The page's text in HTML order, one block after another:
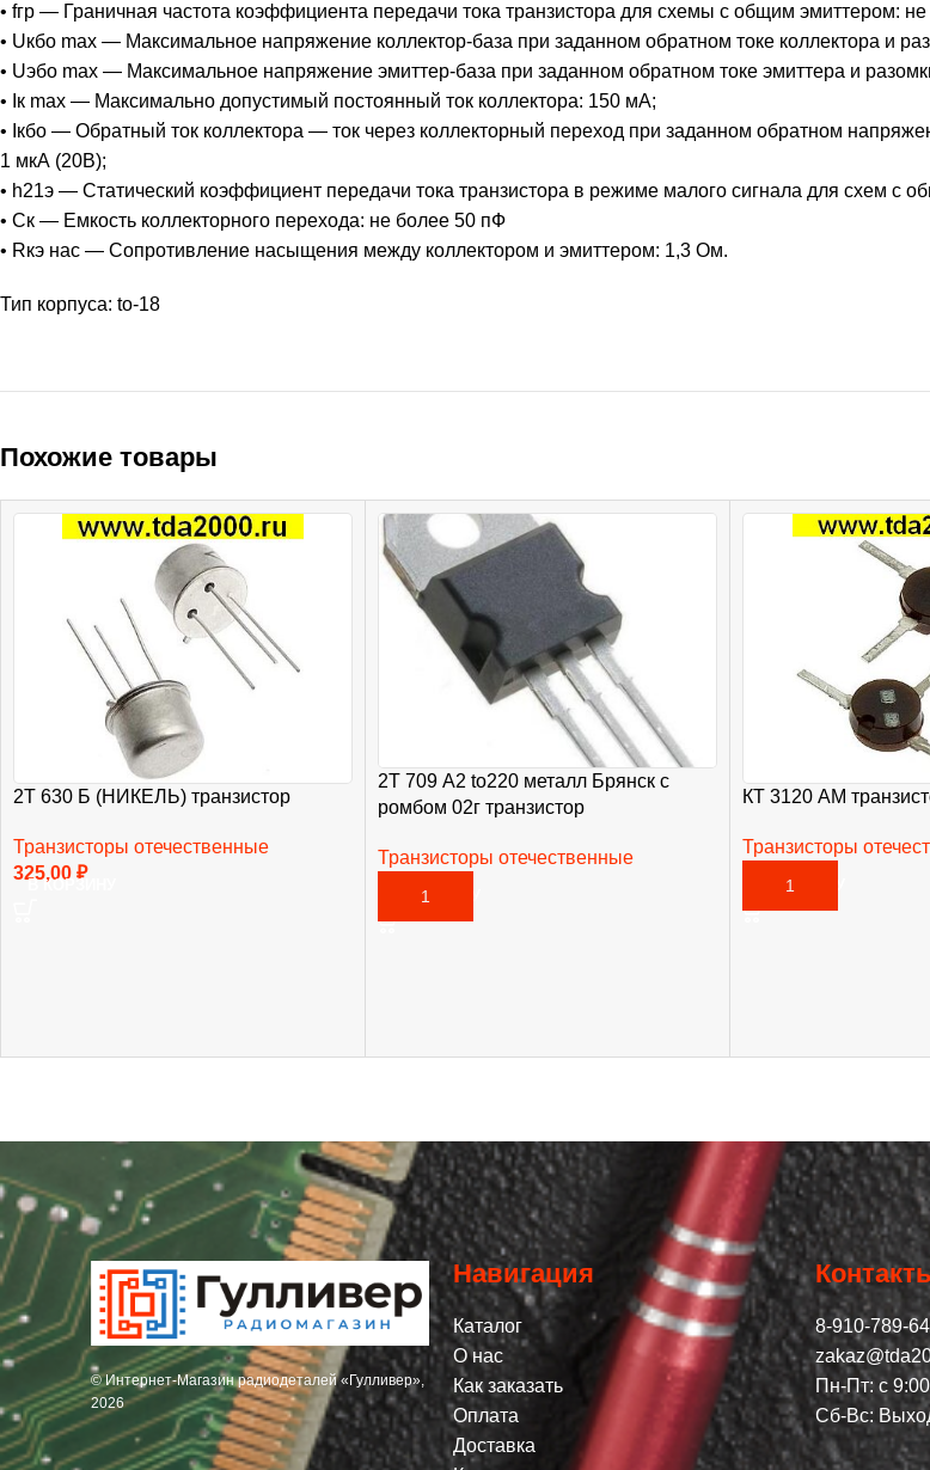
• fгр — Граничная частота коэффициента передачи тока транзистора для схемы с общим эмиттером:
• Uкбо max — Максимальное напряжение коллектор-база при заданном обратном токе коллектора и
• Uэбо max — Максимальное напряжение эмиттер-база при заданном обратном токе эмиттера и
• Iк max — Максимально допустимый постоянный ток коллектора: 150 мА;
• Iкбо — Обратный ток коллектора — ток через коллекторный переход при заданном обратном
1 мкА (20В);
• h21э — Статический коэффициент передачи тока транзистора в режиме малого сигнала для схем с
• Ск — Емкость коллекторного перехода: не более 50 пФ
• Rкэ нас — Сопротивление насыщения между коллектором и эмиттером: 1,3 Ом.
Тип корпуса: to-18
Похожие товары
2Т 630 Б (НИКЕЛЬ) транзистор
Транзисторы отечественные
325,00 ₽
В КОРЗИНУ
2Т 709 А2 to220 металл Брянск с
ромбом 02г транзистор
Транзисторы отечественные
В КОРЗИНУ
КТ 3120 АМ
Транзисторы
В КОРЗИНУ
© Интернет-Магазин радиодеталей «Гулливер»,
2026
Навигация
Каталог
О нас
Как заказать
Оплата
Доставка
8-910-789-
Пн-Пт: с
Сб-Вс: